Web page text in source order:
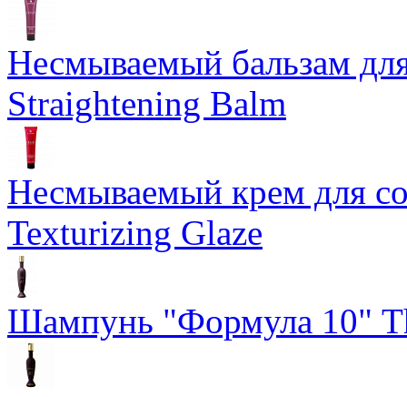
Несмываемый бальзам
Straightening Balm
Несмываемый крем для
Texturizing Glaze
Шампунь "Формула 10"